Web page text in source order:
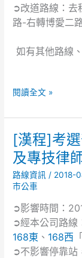
➲改道路線：去
路-右轉博愛二
如有其他路線
活
動
路
通
閱讀全文 »
[漢程]考
及專技律
路線資訊 / 2018-
市公車
➲影響時間：
➲經本公司路線
168東 、 168西
➲不影響停靠站
[漢
程]
考
選
部
「107
年
司